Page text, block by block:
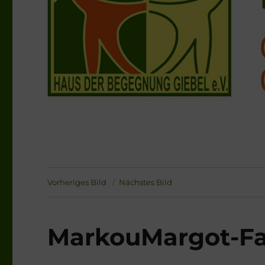
Vorheriges Bild Nächstes Bild
MarkouMargot-